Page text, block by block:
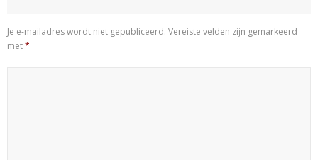
Je e-mailadres wordt niet gepubliceerd. Vereiste velden zijn gemarkeerd
met*